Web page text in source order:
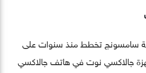
سامسونج تخطط منذ سنوات على
جالاكسي نوت في هاتف جالاكسي